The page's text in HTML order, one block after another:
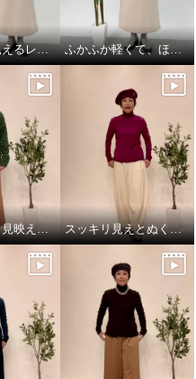
重ね着風に見えるレイヤードデザインのニットプルオーバー！ ふかふか軽くて、ほっこり暖かい、dot柄いっぱいのライトダウンミドルコート！
旨味たっぷり見映え良し！日本の匠の技素材が決め手のプルオーバー スッキリ見えとぬくぬく融合の絶妙パンツ！